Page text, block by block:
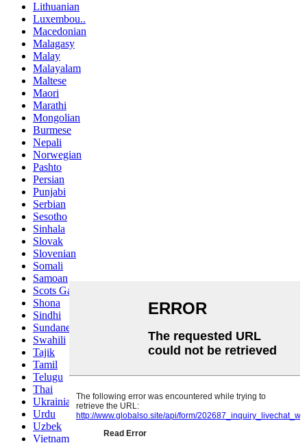
Lithuanian
Luxembou..
Macedonian
Malagasy
Malay
Malayalam
Maltese
Maori
Marathi
Mongolian
Burmese
Nepali
Norwegian
Pashto
Persian
Punjabi
Serbian
Sesotho
Sinhala
Slovak
Slovenian
Somali
Samoan
Scots Gaelic
Shona
Sindhi
Sundanese
Swahili
Tajik
Tamil
Telugu
Thai
Ukrainian
Urdu
Uzbek
Vietnamese